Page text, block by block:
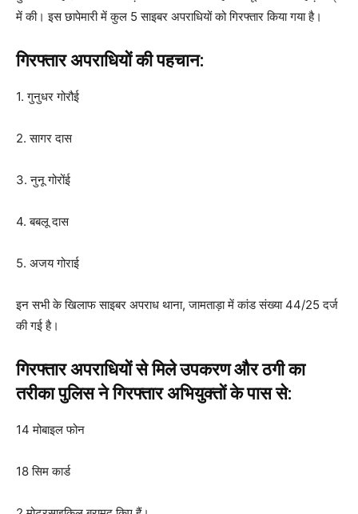
में की। इस छापेमारी में कुल 5 साइबर अपराधियों को गिरफ्तार किया गया है।
गिरफ्तार अपराधियों की पहचान:
1. गुनुधर गोरौई
2. सागर दास
3. नुनू गोरोंई
4. बबलू दास
5. अजय गोराई
इन सभी के खिलाफ साइबर अपराध थाना, जामताड़ा में कांड संख्या 44/25 दर्ज
की गई है।
गिरफ्तार अपराधियों से मिले उपकरण और ठगी का
तरीका पुलिस ने गिरफ्तार अभियुक्तों के पास से:
14 मोबाइल फोन
18 सिम कार्ड